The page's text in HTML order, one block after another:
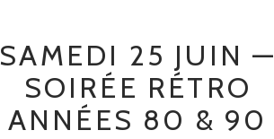
SAMEDI 25 JUIN —
SOIRÉE RÉTRO
ANNÉES 80 & 90